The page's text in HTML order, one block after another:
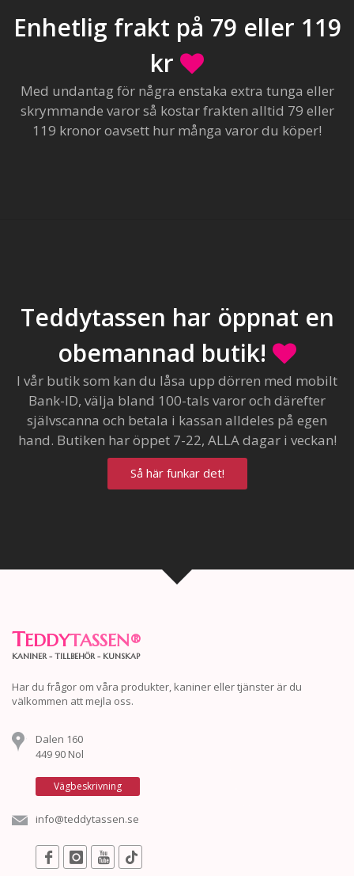
Enhetlig frakt på 79 eller 119
kr
Med undantag för några enstaka extra tunga eller
skrymmande varor så kostar frakten alltid 79 eller
119 kronor oavsett hur många varor du köper!
Teddytassen har öppnat en
obemannad butik!
I vår butik som kan du låsa upp dörren med mobilt
Bank-ID, välja bland 100-tals varor och därefter
självscanna och betala i kassan alldeles på egen
hand. Butiken har öppet 7-22, ALLA dagar i veckan!
Så här funkar det!
TEDDYTASSEN®
KANINER - TILLBEHÖR - KUNSKAP
Har du frågor om våra produkter, kaniner eller tjänster är du
välkommen att mejla oss.
Dalen 160
449 90 Nol
Vägbeskrivning
info@teddytassen.se